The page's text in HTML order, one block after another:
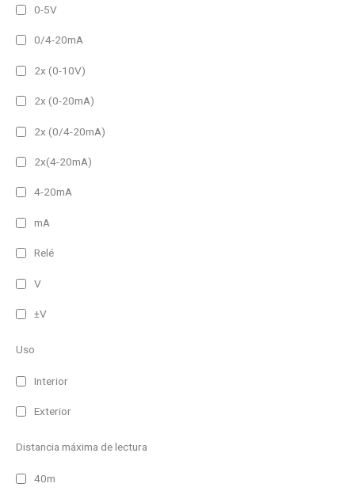
0-5V
0/4-20mA
2x (0-10V)
2x (0-20mA)
2x (0/4-20mA)
2x(4-20mA)
4-20mA
mA
Relé
V
±V
Uso
Interior
Exterior
Distancia máxima de lectura
40m